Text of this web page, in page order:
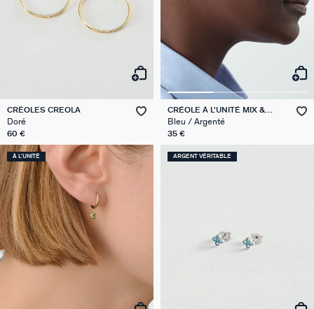
CRÉOLES CREOLA
Doré
60 €
CRÉOLE À L'UNITÉ MIX &
MATCH
Bleu / Argenté
35 €
À L'UNITÉ ARGENT VÉRITABLE